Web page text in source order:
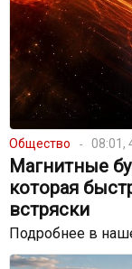
Общество 08:01,
Магнитные
которая
встряски
Подробнее в